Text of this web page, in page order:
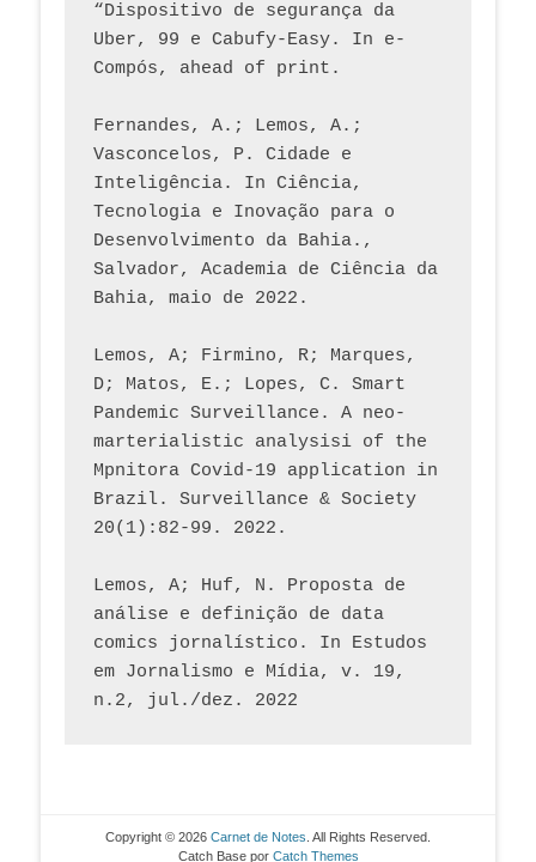
“Dispositivo de segurança da
Uber, 99 e Cabufy-Easy. In e-
Compós, ahead of print.
Fernandes, A.; Lemos, A.;
Vasconcelos, P. Cidade e
Inteligência. In Ciência,
Tecnologia e Inovação para o
Desenvolvimento da Bahia.,
Salvador, Academia de Ciência da
Bahia, maio de 2022.
Lemos, A; Firmino, R; Marques,
D; Matos, E.; Lopes, C. Smart
Pandemic Surveillance. A neo-
marterialistic analysisi of the
Mpnitora Covid-19 application in
Brazil. Surveillance & Society
20(1):82-99. 2022.
Lemos, A; Huf, N. Proposta de
análise e definição de data
comics jornalístico. In Estudos
em Jornalismo e Mídia, v. 19,
n.2, jul./dez. 2022
Copyright © 2026 Carnet de Notes . All Rights Reserved.
Catch Base por Catch Themes